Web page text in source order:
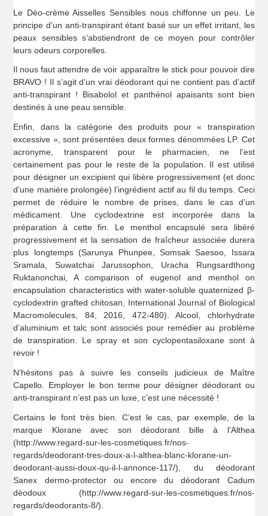
Le Déo-crème Aisselles Sensibles nous chiffonne un peu. Le
principe d’un anti-transpirant étant basé sur un effet irritant, les
peaux sensibles s’abstiendront de ce moyen pour contrôler
leurs odeurs corporelles.
Il nous faut attendre de voir apparaître le stick pour pouvoir dire
BRAVO ! Il s’agit d’un vrai déodorant qui ne contient pas d’actif
anti-transpirant ! Bisabolol et panthénol apaisants sont bien
destinés à une peau sensible.
Enfin, dans la catégorie des produits pour « transpiration
excessive », sont présentées deux formes dénommées LP. Cet
acronyme, transparent pour le pharmacien, ne l’est
certainement pas pour le reste de la population. Il est utilisé
pour désigner un excipient qui libère progressivement (et donc
d’une manière prolongée) l’ingrédient actif au fil du temps. Ceci
permet de réduire le nombre de prises, dans le cas d’un
médicament. Une cyclodextrine est incorporée dans la
préparation à cette fin. Le menthol encapsulé sera libéré
progressivement et la sensation de fraîcheur associée durera
plus longtemps (Sarunya Phunpee, Somsak Saesoo, Issara
Sramala, Suwatchai Jarussophon, Uracha Rungsardthong
Ruktanonchai, A comparison of eugenol and menthol on
encapsulation characteristics with water-soluble quaternized β-
cyclodextrin grafted chitosan, International Journal of Biological
Macromolecules, 84, 2016, 472-480). Alcool, chlorhydrate
d’aluminium et talc sont associés pour remédier au problème
de transpiration. Le spray et son cyclopentasiloxane sont à
revoir !
N’hésitons pas à suivre les conseils judicieux de Maître
Capello. Employer le bon terme pour désigner déodorant ou
anti-transpirant n’est pas un luxe, c’est une nécessité !
Certains le font très bien. C’est le cas, par exemple, de la
marque Klorane avec son déodorant bille à l’Althea
(http://www.regard-sur-les-cosmetiques.fr/nos-
regards/deodorant-tres-doux-a-l-althea-blanc-klorane-un-
deodorant-aussi-doux-qu-il-l-annonce-117/), du déodorant
Sanex dermo-protector ou encore du déodorant Cadum
déodoux (http://www.regard-sur-les-cosmetiques.fr/nos-
regards/deodorants-8/).